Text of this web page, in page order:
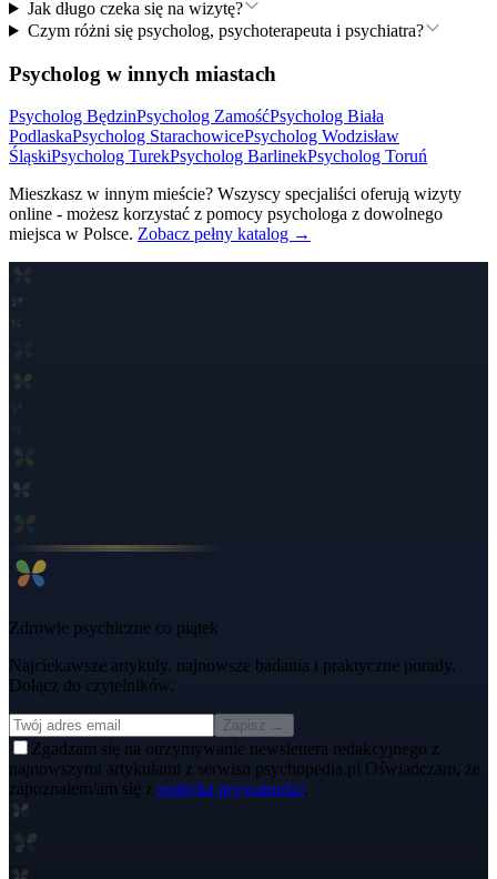
Jak długo czeka się na wizytę?
Czym różni się psycholog, psychoterapeuta i psychiatra?
Psycholog w innych miastach
Psycholog BędzinPsycholog ZamośćPsycholog Biała
PodlaskaPsycholog StarachowicePsycholog Wodzisław
ŚląskiPsycholog TurekPsycholog BarlinekPsycholog Toruń
Mieszkasz w innym mieście? Wszyscy specjaliści oferują wizyty
online - możesz korzystać z pomocy psychologa z dowolnego
miejsca w Polsce. Zobacz pełny katalog →
Zdrowie psychiczne co piątek
Najciekawsze artykuły, najnowsze badania i praktyczne porady.
Dołącz do czytelników.
Zapisz →
Zgadzam się na otrzymywanie newslettera redakcyjnego z
najnowszymi artykułami z serwisu psychopedia.pl Oświadczam, że
zapoznałem/am się z polityką prywatności.